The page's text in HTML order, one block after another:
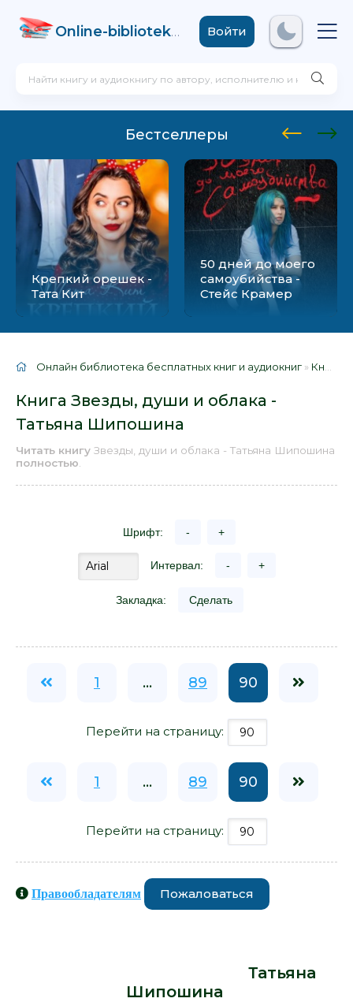
Online-biblioteka .comВойти
Бестселлеры
Крепкий орешек -
Тата Кит
50 дней до моего
самоубийства -
Стейс Крамер
Онлайн библиотека бесплатных книг и аудиокниг » Книги
Книга Звезды, души и облака -
Татьяна Шипошина
Читать книгу Звезды, души и облака - Татьяна Шипошина
полностью
Шрифт: - +
Интервал: - +
Закладка: Сделать
1 ... 89 90
Перейти на страницу:
1 ... 89 90
Перейти на страницу:
Правообладателям Пожаловаться
Татьяна
Шипошина